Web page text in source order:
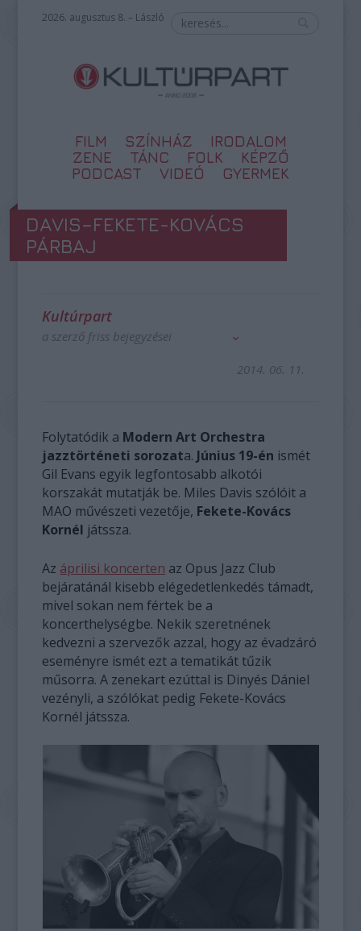
2026. augusztus 8. – László
FILM SZÍNHÁZ
IRODALOM
ZENE
TÁNC FOLK
KÉPZŐ
PODCAST
VIDEÓ GYERMEK
DAVIS–FEKETE-KOVÁCS
PÁRBAJ
Kultúrpart
a szerző friss bejegyzései
2014. 06. 11.
Folytatódik a Modern Art Orchestra
jazztörténeti sorozata. Június 19-én ismét
Gil Evans egyik legfontosabb alkotói
korszakát mutatják be. Miles Davis szólóit a
MAO művészeti vezetője, Fekete-Kovács
Kornél játssza.
Az áprilisi koncerten az Opus Jazz Club
bejáratánál kisebb elégedetlenkedés támadt,
mivel sokan nem fértek be a
koncerthelységbe. Nekik szeretnének
kedvezni a szervezők azzal, hogy az évadzáró
eseményre ismét ezt a tematikát tűzik
műsorra. A zenekart ezúttal is Dinyés Dániel
vezényli, a szólókat pedig Fekete-Kovács
Kornél játssza.